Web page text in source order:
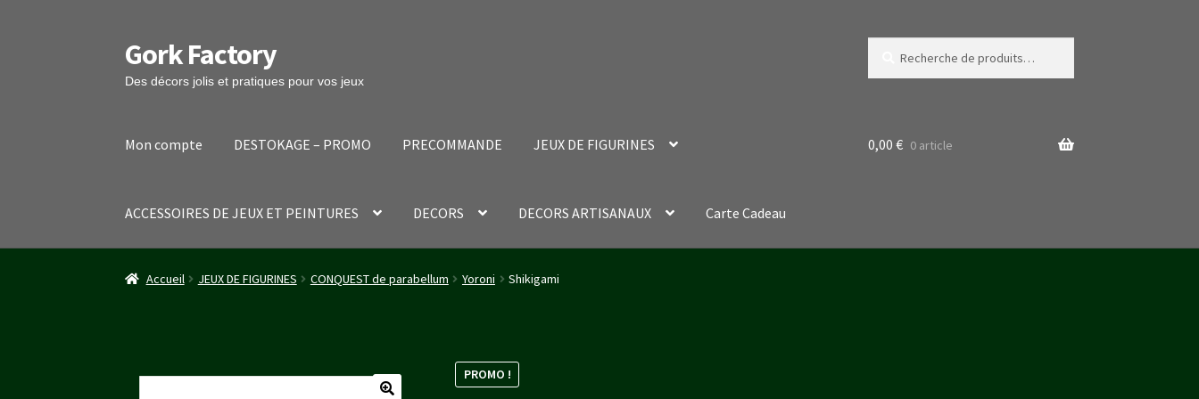
Aller
à
la
Aller
au
contenu
Gork Factory
Des décors jolis et pratiques pour vos jeux
Mon compte DESTOKAGE – PROMO PRECOMMANDE JEUX DE FIGURINES
ACCESSOIRES DE JEUX ET PEINTURES DECORS DECORS ARTISANAUX Carte Cadeau
Accueil CGV Mon comptePanier Stripe Payment Success Page Validation de la commande
0,00 € 0 article
Accueil JEUX DE FIGURINES CONQUEST de parabellum Yoroni Shikigami
PROMO !